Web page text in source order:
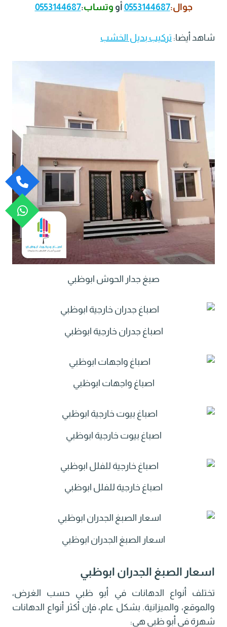
جوال:0553144687 أو وتساب:
0553144687
شاهد أيضا: تركيب بديل الخشب
صبغ جدار الحوش ابوظبي
اصباغ جدران خارجية ابوظبي
اصباغ واجهات ابوظبي
اصباغ بيوت خارجية ابوظبي
اصباغ خارجية للفلل ابوظبي
اسعار الصبغ الجدران ابوظبي
اسعار الصبغ الجدران ابوظبي
تختلف أنواع الدهانات في أبو ظبي حسب الغرض،
والموقع، والميزانية. بشكل عام، فإن أكثر أنواع الدهانات
شهرة في أبو ظبي هي: